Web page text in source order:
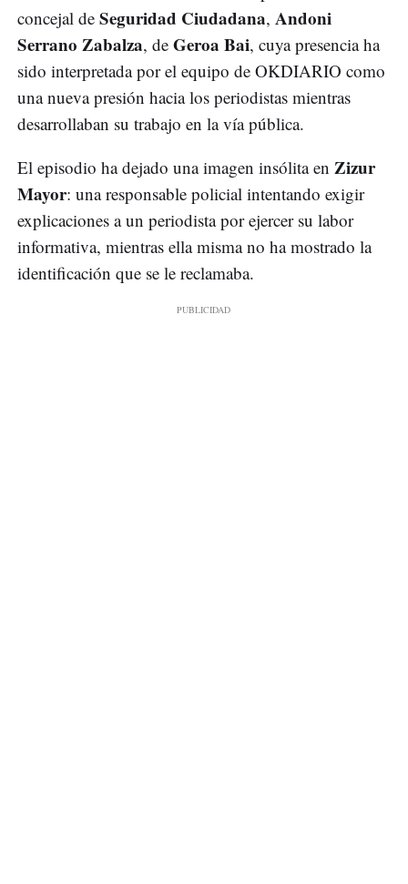
concejal de Seguridad Ciudadana, Andoni
Serrano Zabalza, de Geroa Bai, cuya presencia ha
sido interpretada por el equipo de OKDIARIO como
una nueva presión hacia los periodistas mientras
desarrollaban su trabajo en la vía pública.
El episodio ha dejado una imagen insólita en Zizur
Mayor: una responsable policial intentando exigir
explicaciones a un periodista por ejercer su labor
informativa, mientras ella misma no ha mostrado la
identificación que se le reclamaba.